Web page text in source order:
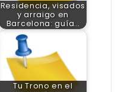
Residencia, visados
y arraigo en
Barcelona: guía…
Tu Trono en el